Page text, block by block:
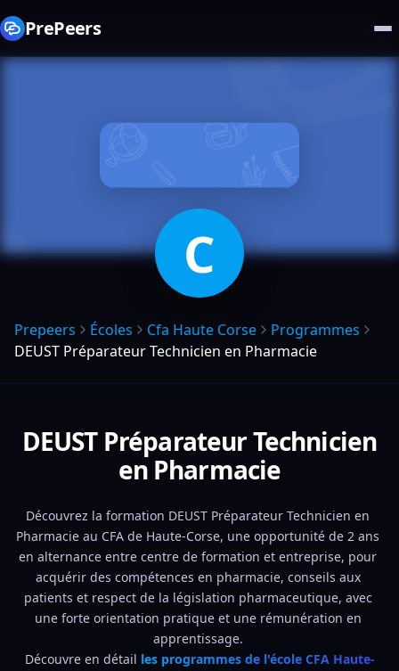
PrePeers
C
Prepeers Écoles Cfa Haute Corse
Programmes
DEUST Préparateur Technicien en Pharmacie
DEUST Préparateur Technicien
en Pharmacie
Découvrez la formation DEUST Préparateur Technicien en
Pharmacie au CFA de Haute-Corse, une opportunité de 2 ans
en alternance entre centre de formation et entreprise, pour
acquérir des compétences en pharmacie, conseils aux
patients et respect de la législation pharmaceutique, avec
une forte orientation pratique et une rémunération en
apprentissage.
Découvre en détail les programmes de l'école CFA Haute-